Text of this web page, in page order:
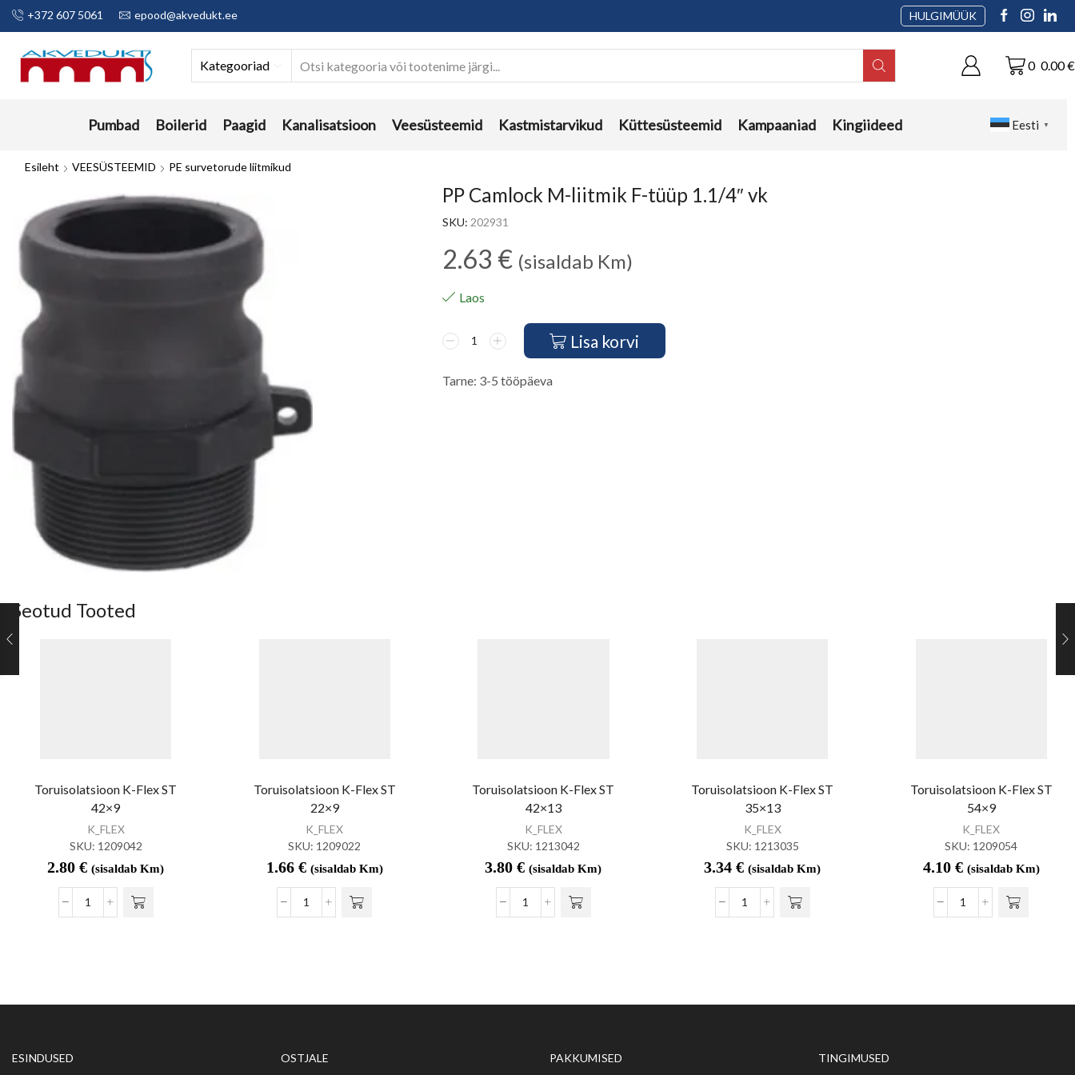
+372 607 5061 epood@akvedukt.ee HULGIMÜÜK
Kategooriad 0 0.00€
Pumbad Boilerid Paagid Kanalisatsioon Veesüsteemid Kastmistarvikud Küttesüsteemid Kampaaniad Kingiideed Eesti ▼
Esileht VEESÜSTEEMID PE survetorude liitmikud
PP Camlock M-liitmik F-tüüp 1.1/4″ vk
SKU: 202931
2.63 € (sisaldab Km)
Laos
Lisa korvi
Tarne: 3-5 tööpäeva
Seotud Tooted
Toruisolatsioon K-Flex ST
42×9
K_FLEX
SKU: 1209042
2.80€ (sisaldab Km)
Toruisolatsioon K-Flex ST
22×9
K_FLEX
SKU: 1209022
1.66 € (sisaldab Km)
Toruisolatsioon K-Flex ST
42×13
K_FLEX
SKU: 1213042
3.80€ (sisaldab Km)
Toruisolatsioon K-Flex ST
35×13
K_FLEX
SKU: 1213035
3.34€ (sisaldab Km)
Toruisolatsioon K-Flex ST
54×9
K_FLEX
SKU: 1209054
4.10 € (sisaldab Km)
ESINDUSED OSTJALE PAKKUMISED TINGIMUSED